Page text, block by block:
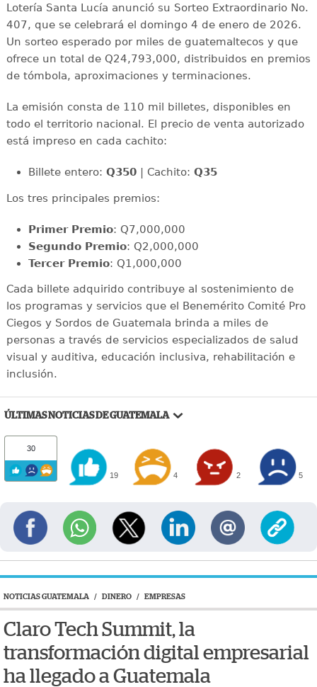
Lotería Santa Lucía anunció su Sorteo Extraordinario No.
407, que se celebrará el domingo 4 de enero de 2026.
Un sorteo esperado por miles de guatemaltecos y que
ofrece un total de Q24,793,000, distribuidos en premios
de tómbola, aproximaciones y terminaciones.
La emisión consta de 110 mil billetes, disponibles en
todo el territorio nacional. El precio de venta autorizado
está impreso en cada cachito:
Billete entero: Q350 | Cachito: Q35
Los tres principales premios:
Primer Premio: Q7,000,000
Segundo Premio: Q2,000,000
Tercer Premio: Q1,000,000
Cada billete adquirido contribuye al sostenimiento de
los programas y servicios que el Benemérito Comité Pro
Ciegos y Sordos de Guatemala brinda a miles de
personas a través de servicios especializados de salud
visual y auditiva, educación inclusiva, rehabilitación e
inclusión.
ÚLTIMAS NOTICIAS DE GUATEMALA
30
19 4 2 5
NOTICIAS GUATEMALA / DINERO / EMPRESAS
Claro Tech Summit, la
transformación digital empresarial
ha llegado a Guatemala